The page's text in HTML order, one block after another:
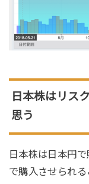
日本株はリス
思う
日本株は日本円
で購入させられ